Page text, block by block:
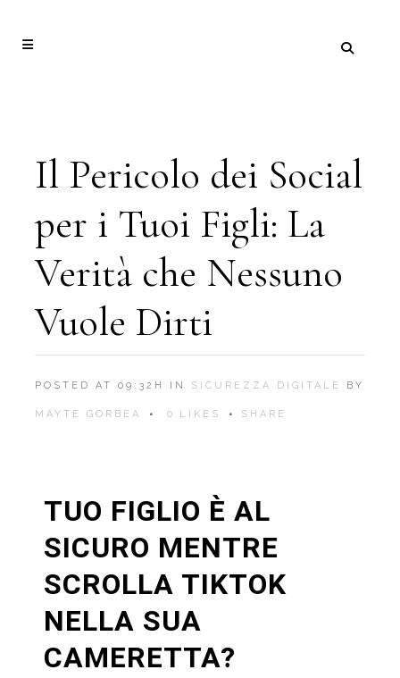
Il Pericolo dei Social
per i Tuoi Figli: La
Verità che Nessuno
Vuole Dirti
POSTED AT 09:32H IN SICUREZZA DIGITALE BY
MAYTE GORBEA 0 LIKES SHARE
TUO FIGLIO È AL
SICURO MENTRE
SCROLLA TIKTOK
NELLA SUA
CAMERETTA?